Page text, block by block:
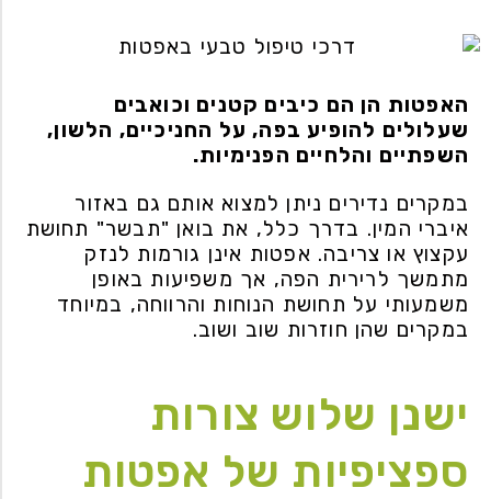
האפטות הן הם כיבים קטנים וכואבים
שעלולים להופיע בפה, על החניכיים, הלשון,
השפתיים והלחיים הפנימיות.
במקרים נדירים ניתן למצוא אותם גם באזור
איברי המין. בדרך כלל, את בואן "תבשר" תחושת
עקצוץ או צריבה. אפטות אינן גורמות לנזק
מתמשך לרירית הפה, אך משפיעות באופן
משמעותי על תחושת הנוחות והרווחה, במיוחד
במקרים שהן חוזרות שוב ושוב.
ישנן שלוש צורות
ספציפיות של אפטות